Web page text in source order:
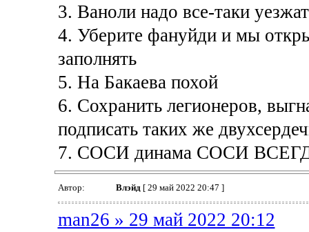
3. Ваноли надо все-таки
4. Уберите фануйди и мы
заполнять
5. На Бакаева похой
6. Сохранить легионеров,
подписать таких же
7. СОСИ динама СОСИ
Автор: Влэйд[ 29 май 2022 20:47 ]
man26 » 29 май 2022 20:12